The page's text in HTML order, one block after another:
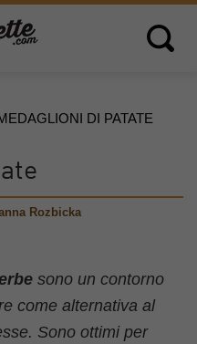
Open
DI PATATE
Rozbicka
sono un contorno
come alternativa al
Sono ottimi per